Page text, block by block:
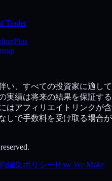
Trader
い、すべての投資家に適し
実績は将来の結果を保証す
はアフィリエイトリンクが
しで手数料を受け取る場合
編集ポリシーHow We Make